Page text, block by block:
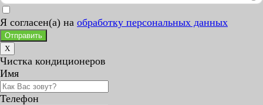
Я согласен(а) на обработку персональных данных
Отправить
X
Чистка кондиционеров
Имя
Телефон